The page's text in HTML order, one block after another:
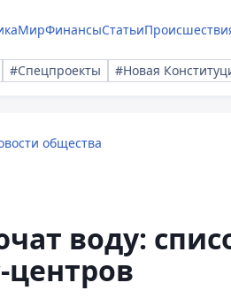
МирФинансыСтатьи
#Спецпроекты #Новая
общества
воду:
центров